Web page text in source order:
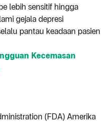
lebih sensitif hingga
gejala depresi
pantau keadaan pasien
Kecemasan
(FDA) Amerika